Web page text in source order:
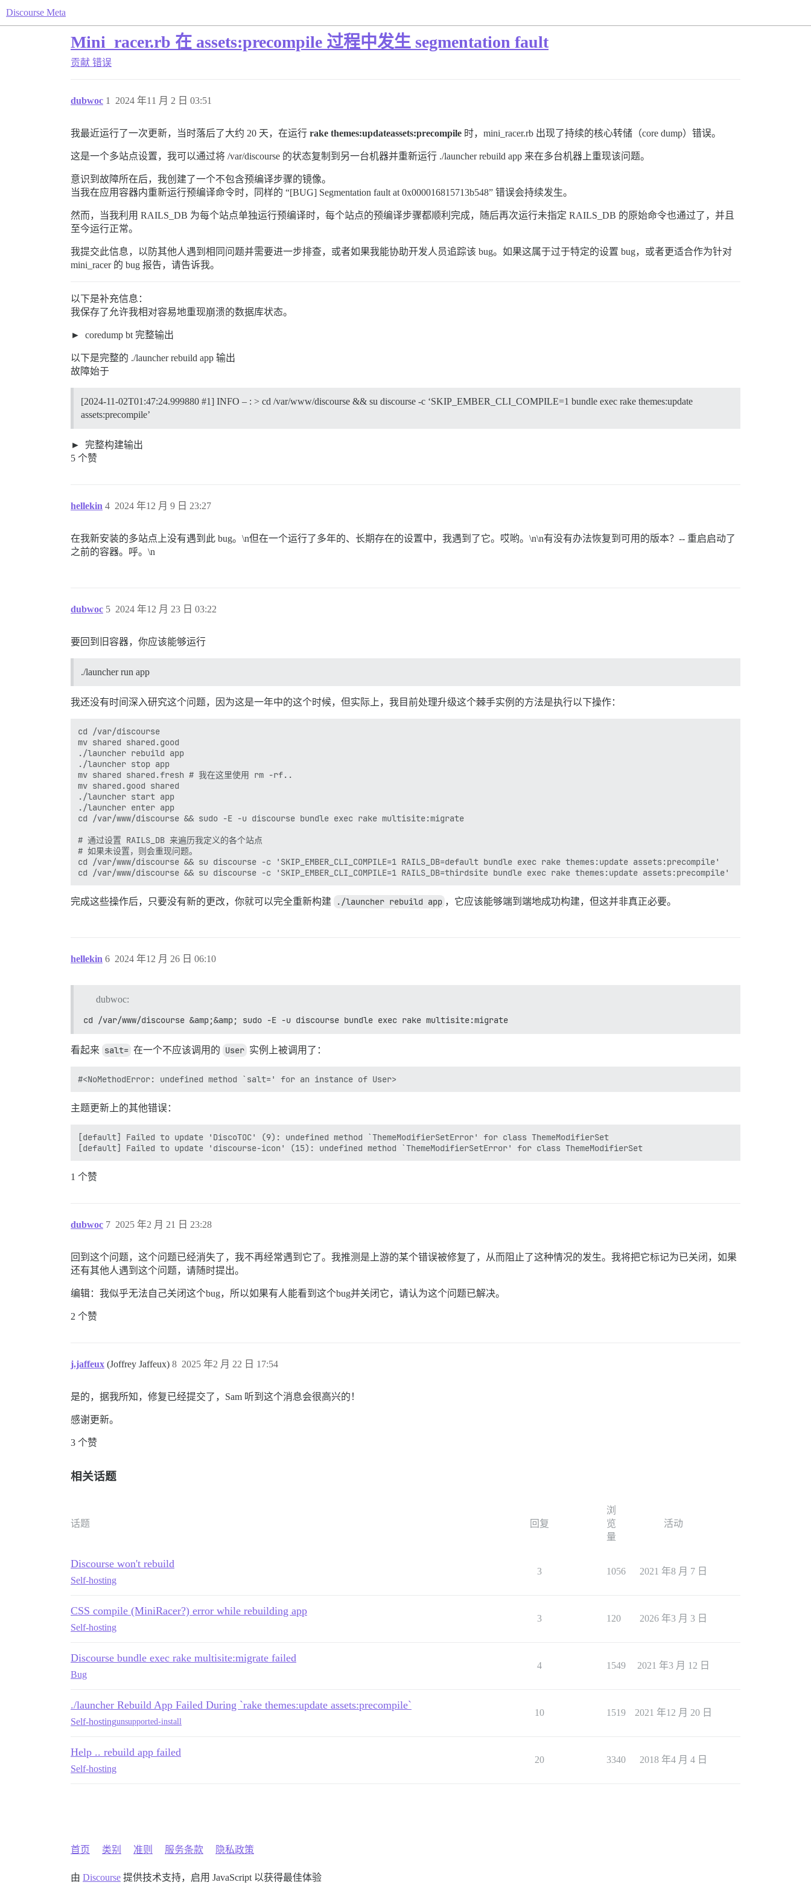
Discourse Meta
Mini_racer.rb 在 assets:precompile 过程中发生 segmentation fault
贡献 错误
dubwoc 2024 年11 月 2 日 03:51
1
我最近运行了一次更新，当时落后了大约 20 天，在运行 rake themes:updateassets:precompile 时，mini_racer.rb 出现了持续的核心转储（core dump）错误。
这是一个多站点设置，我可以通过将 /var/discourse 的状态复制到另一台机器并重新运行 ./launcher rebuild app 来在多台机器上重现该问题。
意识到故障所在后，我创建了一个不包含预编译步骤的镜像。
当我在应用容器内重新运行预编译命令时，同样的 “[BUG] Segmentation fault at 0x000016815713b548” 错误会持续发生。
然而，当我利用 RAILS_DB 为每个站点单独运行预编译时，每个站点的预编译步骤都顺利完成，随后再次运行未指定 RAILS_DB 的原始命令也通过了，并且
至今运行正常。
我提交此信息，以防其他人遇到相同问题并需要进一步排查，或者如果我能协助开发人员追踪该 bug。如果这属于过于特定的设置 bug，或者更适合作为针对
mini_racer 的 bug 报告，请告诉我。
以下是补充信息：
我保存了允许我相对容易地重现崩溃的数据库状态。
coredump bt 完整输出
以下是完整的 ./launcher rebuild app 输出
故障始于
[2024-11-02T01:47:24.999880 #1] INFO – : > cd /var/www/discourse && su discourse -c ‘SKIP_EMBER_CLI_COMPILE=1 bundle exec rake themes:update
assets:precompile’
完整构建输出
5 个赞
hellekin 2024 年12 月 9 日 23:27
4
在我新安装的多站点上没有遇到此 bug。\n但在一个运行了多年的、长期存在的设置中，我遇到了它。哎哟。\n\n有没有办法恢复到可用的版本？-- 重启启动了
之前的容器。呼。\n
dubwoc 2024 年12 月 23 日 03:22
5
要回到旧容器，你应该能够运行
./launcher run app
我还没有时间深入研究这个问题，因为这是一年中的这个时候，但实际上，我目前处理升级这个棘手实例的方法是执行以下操作：
cd /var/discourse
mv shared shared.good
./launcher rebuild app
./launcher stop app
mv shared shared.fresh # 我在这里使用 rm -rf..
mv shared.good shared
./launcher start app
./launcher enter app
cd /var/www/discourse && sudo -E -u discourse bundle exec rake multisite:migrate
# 通过设置 RAILS_DB 来遍历我定义的各个站点
# 如果未设置，则会重现问题。
cd /var/www/discourse && su discourse -c 'SKIP_EMBER_CLI_COMPILE=1 RAILS_DB=default bundle exec rake themes:update assets:precompile'
完成这些操作后，只要没有新的更改，你就可以完全重新构建 ./launcher rebuild app ，它应该能够端到端地成功构建，但这并非真正必要。
hellekin 2024 年12 月 26 日 06:10
6
dubwoc:
cd /var/www/discourse &amp;&amp; sudo -E -u discourse bundle exec rake multisite:migrate
看起来 salt= 在一个不应该调用的 User 实例上被调用了：
主题更新上的其他错误：
[default] Failed to update 'DiscoTOC' (9): undefined method `ThemeModifierSetError' for class ThemeModifierSet
1 个赞
dubwoc 2025 年2 月 21 日 23:28
7
回到这个问题，这个问题已经消失了，我不再经常遇到它了。我推测是上游的某个错误被修复了，从而阻止了这种情况的发生。我将把它标记为已关闭，如果
还有其他人遇到这个问题，请随时提出。
编辑：我似乎无法自己关闭这个bug，所以如果有人能看到这个bug并关闭它，请认为这个问题已解决。
2 个赞
j.jaffeux (Joffrey Jaffeux) 2025 年2 月 22 日 17:54
8
是的，据我所知，修复已经提交了，Sam 听到这个消息会很高兴的！
感谢更新。
3 个赞
相关话题
话题 回复
浏
览
量
活动
Discourse won't rebuild
Self-hosting
3 1056 2021 年8 月 7 日
CSS compile (MiniRacer?) error while rebuilding app
Self-hosting
3 120 2026 年3 月 3 日
Discourse bundle exec rake multisite:migrate failed
Bug
4 1549 2021 年3 月 12 日
./launcher Rebuild App Failed During `rake themes:update assets:precompile`
Self-hostingunsupported-install
10 1519 2021 年12 月 20 日
Help .. rebuild app failed
Self-hosting
20 3340 2018 年4 月 4 日
首页 类别 准则 服务条款 隐私政策
由 Discourse 提供技术支持，启用 JavaScript 以获得最佳体验